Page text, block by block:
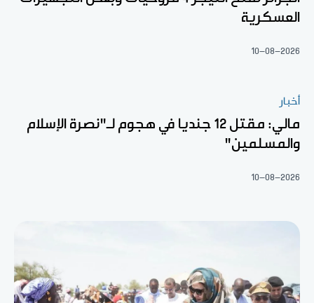
العسكرية
10-08-2026
أخبار
مالي: مقتل 12 جنديا في هجوم لـ"نصرة الإسلام
والمسلمين"
10-08-2026